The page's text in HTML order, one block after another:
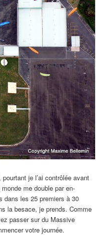
je l’ai contrôlée avant
me double par en-
dans les 25 premiers à 30
la besace, je prends. Comme
passer sur du Massive
votre journée.